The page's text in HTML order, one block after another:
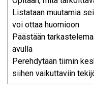
Listataan muutamia
voi ottaa huomioon
Päästään
avulla
Perehdytään tiimin
siihen vaikuttaviin